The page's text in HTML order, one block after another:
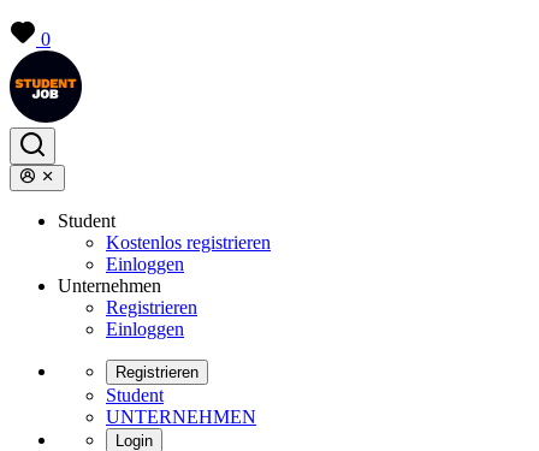
0
Student
Kostenlos registrieren
Einloggen
Unternehmen
Registrieren
Einloggen
Registrieren
Student
UNTERNEHMEN
Login